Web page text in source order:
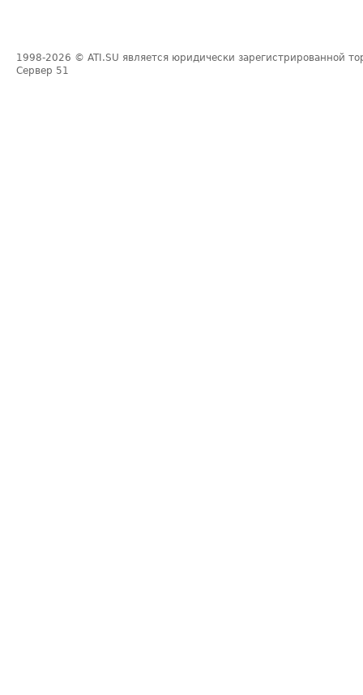
1998-2026 © ATI.SU является юридически зарегистрированной
Сервер 51